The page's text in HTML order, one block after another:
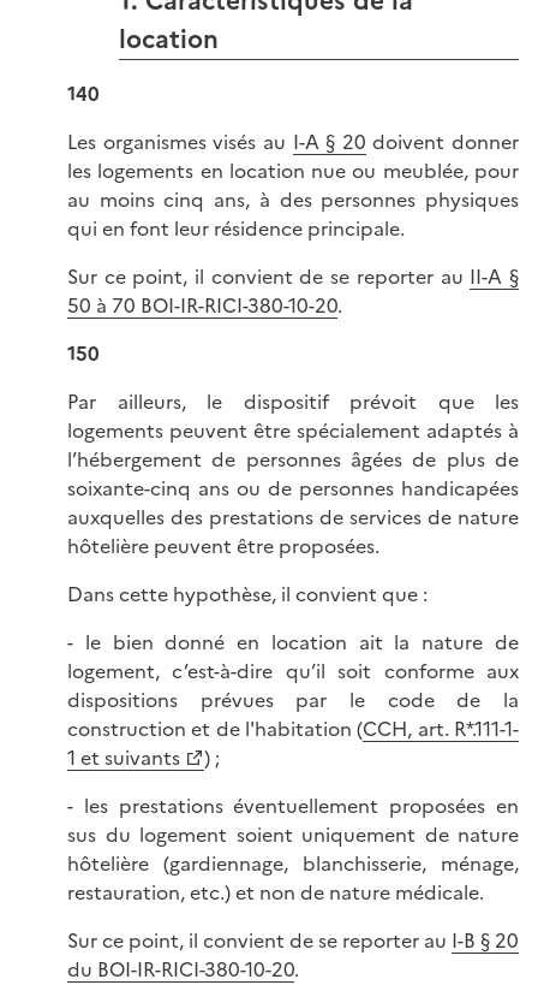
location
140
Les organismes visés au I-A § 20 doivent donner
les logements en location nue ou meublée, pour
au moins cinq ans, à des personnes physiques
qui en font leur résidence principale.
Sur ce point, il convient de se reporter au II-A §
50 à 70 BOI-IR-RICI-380-10-20.
150
Par ailleurs, le dispositif prévoit que les
logements peuvent être spécialement adaptés à
l’hébergement de personnes âgées de plus de
soixante-cinq ans ou de personnes handicapées
auxquelles des prestations de services de nature
hôtelière peuvent être proposées.
Dans cette hypothèse, il convient que :
- le bien donné en location ait la nature de
logement, c’est-à-dire qu’il soit conforme aux
dispositions prévues par le code de la
construction et de l'habitation (CCH, art. R*.111-1-
1 et suivants
) ;
- les prestations éventuellement proposées en
sus du logement soient uniquement de nature
hôtelière (gardiennage, blanchisserie, ménage,
restauration, etc.) et non de nature médicale.
Sur ce point, il convient de se reporter au I-B § 20
du BOI-IR-RICI-380-10-20.